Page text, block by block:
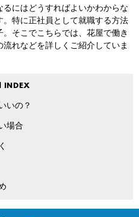
にはどうすればよいかわからな
特に正社員として就職する方法
そこでこちらでは、花屋で働き
れなどを詳しくご紹介していま
いの？
場合